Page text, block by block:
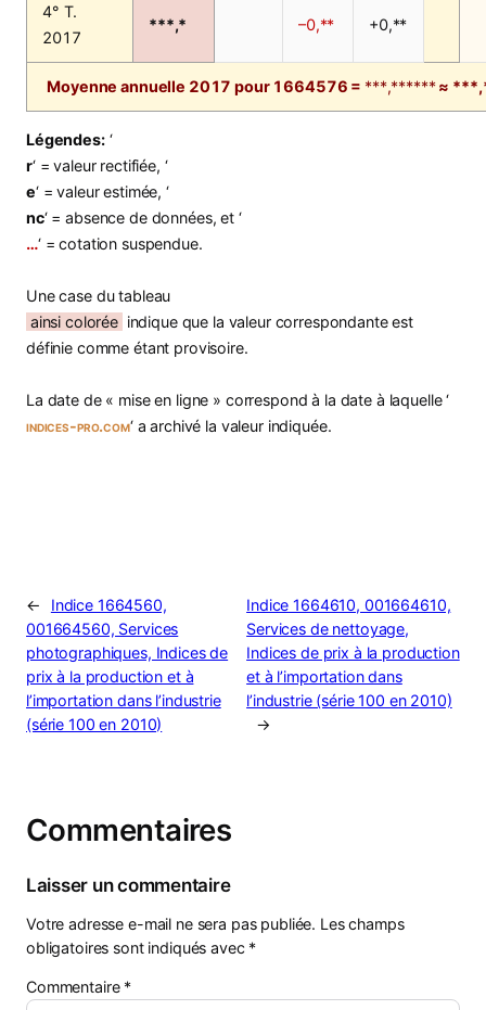
4° T.
2017
***,* –0,** +0,**
Moyenne annuelle 2017 pour 1664576 = ***,******≈
Légendes:‘
r‘ = valeur rectifiée, ‘
e‘ = valeur estimée, ‘
nc‘ = absence de données, et ‘
…‘ = cotation suspendue.
Une case du tableau
ainsi colorée indique que la valeur correspondante est
définie comme étant provisoire.
La date de « mise en ligne » correspond à la date à laquelle ‘
indices-pro.com‘ a archivé la valeur indiquée.
←
Indice 1664560,
001664560, Services
photographiques, Indices de
prix à la production et à
l’importation dans l’industrie
(série 100 en 2010)
Indice 1664610, 001664610,
Services de nettoyage,
Indices de prix à la production
et à l’importation dans
l’industrie (série 100 en 2010)
→
Commentaires
Laisser un commentaire
Votre adresse e-mail ne sera pas publiée. Les champs
obligatoires sont indiqués avec *
Commentaire *